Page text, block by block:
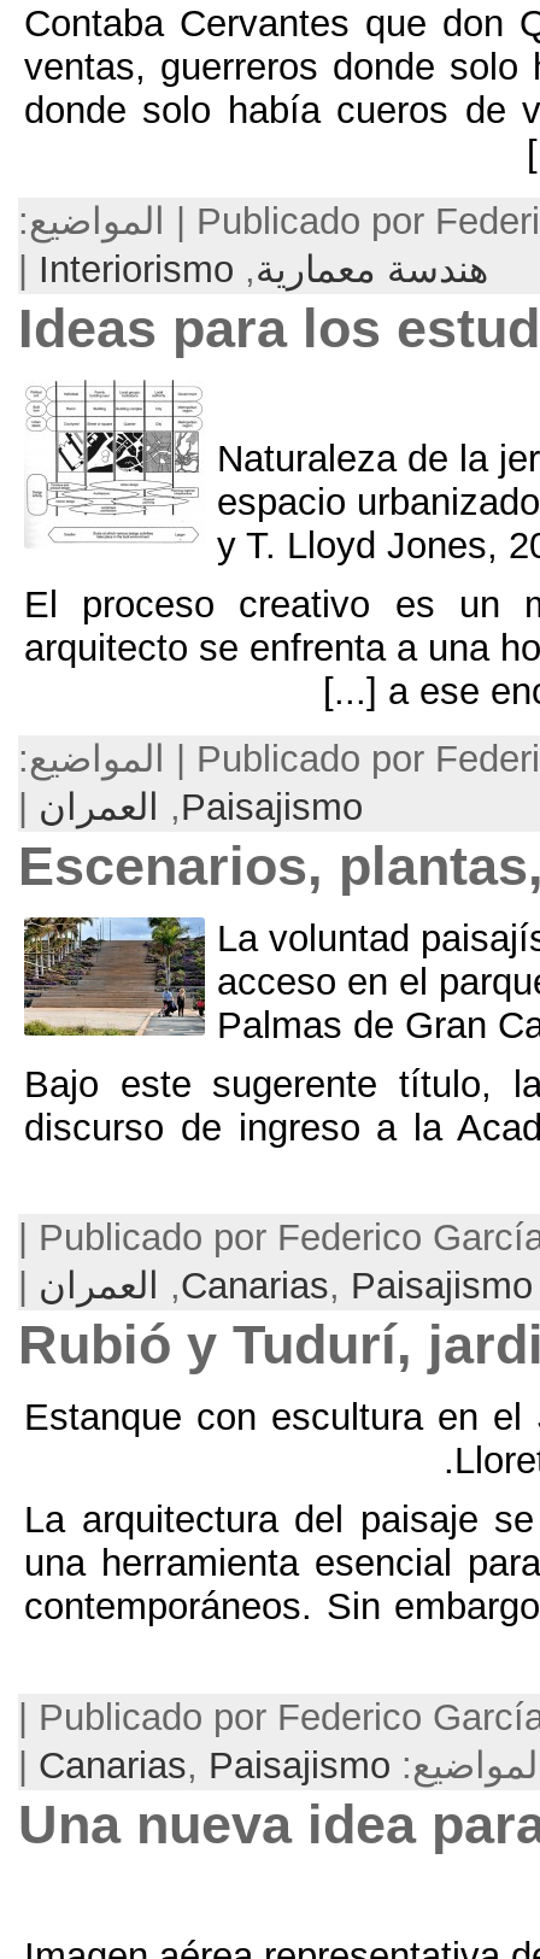
Contaba Cervantes
ventas,guerreros
donde solo había
Publicado
,
Interiorismo
|
Ideas para
espacio
y T.Lloyd
El proceso
arquitecto se
[...]
Publicado
Paisajismo
,العمران|
Escenarios,
La
acceso
Palmas
Bajo este
discurso de ingreso
Publicado por Federico García Barba | September 19, 2016 |
Canarias,
,العمران|
Rubió y
Estanque con
La arquitectura del
una herramienta
contemporáneos.
Publicado por Federico García Barba | September 11, 2016 |
Canarias,Paisajismo
|
Una nueva